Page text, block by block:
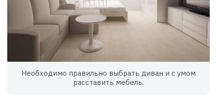
Необходимо правильно выбрать диван и с умом
расставить мебель.